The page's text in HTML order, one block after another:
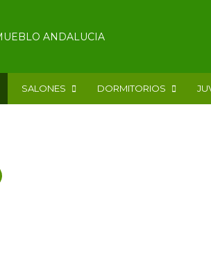
ANDALUCIA
SALONES DORMITORIOS